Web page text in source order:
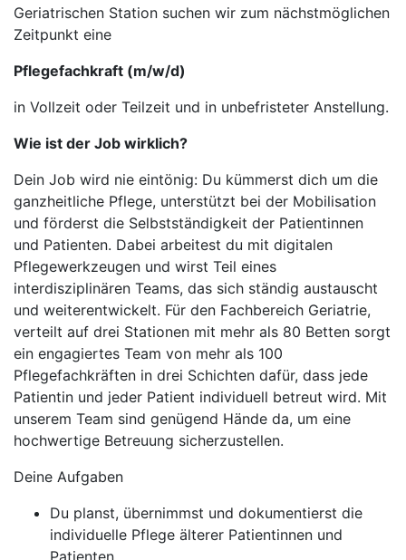
Geriatrischen Station suchen wir zum nächstmöglichen
Zeitpunkt eine
Pflegefachkraft (m/w/d)
in Vollzeit oder Teilzeit und in unbefristeter Anstellung.
Wie ist der Job wirklich?
Dein Job wird nie eintönig: Du kümmerst dich um die
ganzheitliche Pflege, unterstützt bei der Mobilisation
und förderst die Selbstständigkeit der Patientinnen
und Patienten. Dabei arbeitest du mit digitalen
Pflegewerkzeugen und wirst Teil eines
interdisziplinären Teams, das sich ständig austauscht
und weiterentwickelt. Für den Fachbereich Geriatrie,
verteilt auf drei Stationen mit mehr als 80 Betten sorgt
ein engagiertes Team von mehr als 100
Pflegefachkräften in drei Schichten dafür, dass jede
Patientin und jeder Patient individuell betreut wird. Mit
unserem Team sind genügend Hände da, um eine
hochwertige Betreuung sicherzustellen.
Deine Aufgaben
Du planst, übernimmst und dokumentierst die
individuelle Pflege älterer Patientinnen und
Patienten.